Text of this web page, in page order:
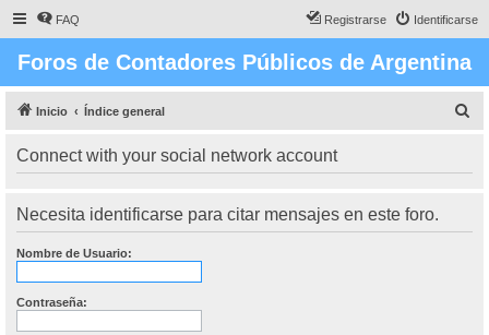
FAQ Identificarse
Registrarse
Foros de Contadores Públicos de Argentina
Inicio Índice general
Connect with your social network account
Necesita identificarse para citar mensajes en este foro.
Nombre de Usuario:
Contraseña: